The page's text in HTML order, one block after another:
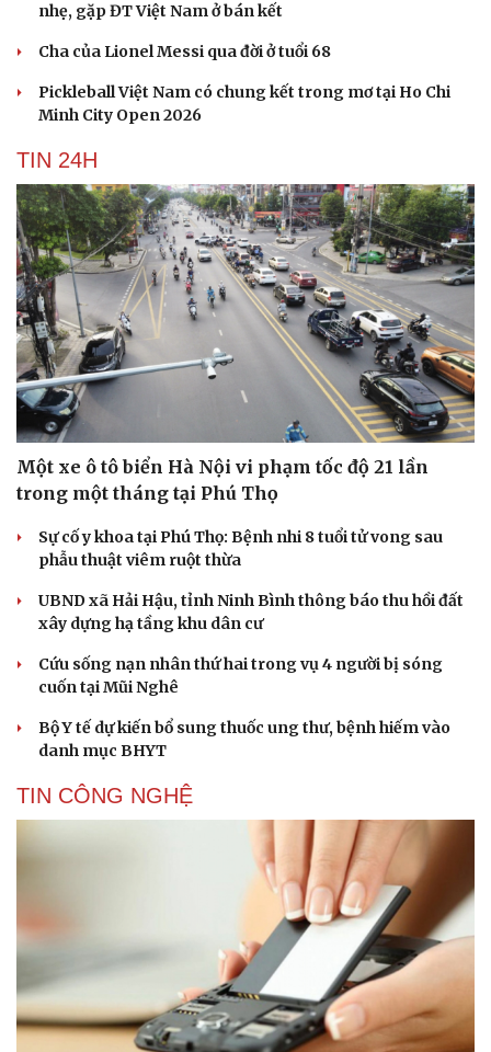
Cải chính
nhẹ, gặp ĐT Việt Nam ở bán kết
Cha của Lionel Messi qua đời ở tuổi 68
Pickleball Việt Nam có chung kết trong mơ tại Ho Chi
Minh City Open 2026
TIN 24H
Một xe ô tô biển Hà Nội vi phạm tốc độ 21 lần
trong một tháng tại Phú Thọ
Sự cố y khoa tại Phú Thọ: Bệnh nhi 8 tuổi tử vong sau
phẫu thuật viêm ruột thừa
UBND xã Hải Hậu, tỉnh Ninh Bình thông báo thu hồi đất
xây dựng hạ tầng khu dân cư
Cứu sống nạn nhân thứ hai trong vụ 4 người bị sóng
cuốn tại Mũi Nghê
Bộ Y tế dự kiến bổ sung thuốc ung thư, bệnh hiếm vào
danh mục BHYT
TIN CÔNG NGHỆ